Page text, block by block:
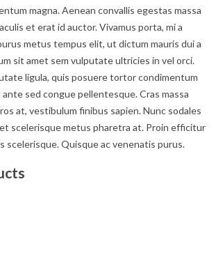
magna. Aenean convallis egestas massa
et erat id auctor. Vivamus porta, mi a
metus tempus elit, ut dictum mauris dui a
sit amet sem vulputate ultricies in vel orci.
ligula, quis posuere tortor condimentum
sed congue pellentesque. Cras massa
at, vestibulum finibus sapien. Nunc sodales
scelerisque metus pharetra at. Proin efficitur
scelerisque. Quisque ac venenatis purus.